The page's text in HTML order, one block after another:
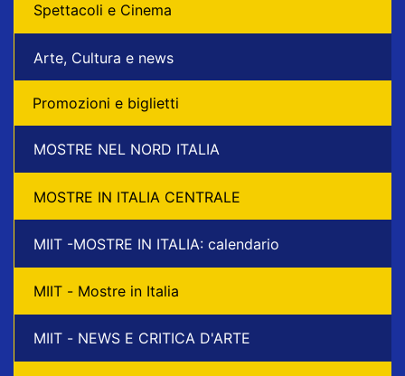
Spettacoli e Cinema
Arte, Cultura e news
Promozioni e biglietti
MOSTRE NEL NORD ITALIA
MOSTRE IN ITALIA CENTRALE
MIIT -MOSTRE IN ITALIA: calendario
MIIT - Mostre in Italia
MIIT - NEWS E CRITICA D'ARTE